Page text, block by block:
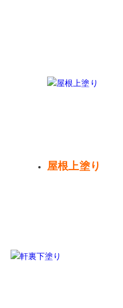
屋根上塗り